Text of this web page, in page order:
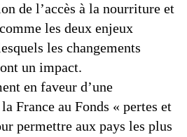
de l’accès à la nourriture et
les deux enjeux
les changements
un impact.
en faveur d’une
France au Fonds « pertes et
permettre aux pays les plus